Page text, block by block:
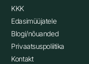
KKK
Edasimüüjatele
Blogi/nõuanded
Privaatsuspoliitika
Kontakt